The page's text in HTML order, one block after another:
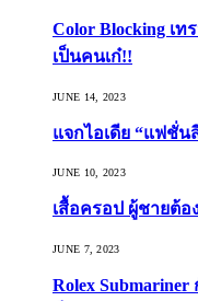
Color Blocking เ
เป็นคนเก๋!!
JUNE 14, 2023
แจกไอเดีย “แฟชั่น
JUNE 10, 2023
เสื้อครอป ผู้ชายต้อ
JUNE 7, 2023
Rolex